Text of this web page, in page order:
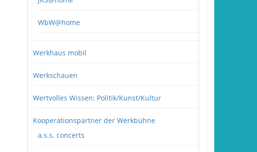
WbW@home
Werkhaus mobil
Werkschauen
Wertvolles Wissen: Politik/Kunst/Kultur
Kooperationspartner der Werkbühne
a.s.s. concerts